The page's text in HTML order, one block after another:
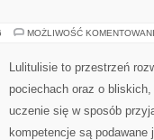
MOŻLIWOŚĆ
Lulitulisie to przestrzeń
pociechach oraz o
uczenie się w sposób
kompetencje są